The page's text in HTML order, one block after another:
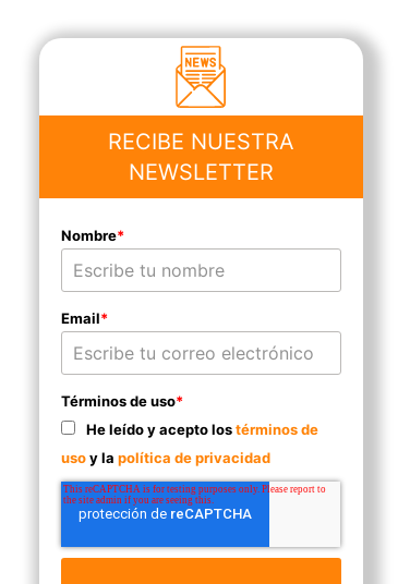
RECIBE NUESTRA
NEWSLETTER
Nombre*
Email*
Términos de uso*
He leído y acepto lostérminos de
usoy la política de privacidad